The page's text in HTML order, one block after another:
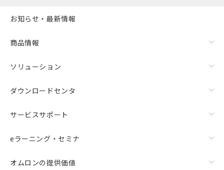
お知らせ・最新情報
商品情報
ソリューション
ダウンロードセンタ
サービスサポート
eラーニング・セミナ
オムロンの提供価値
※当社の共同利用者とは、